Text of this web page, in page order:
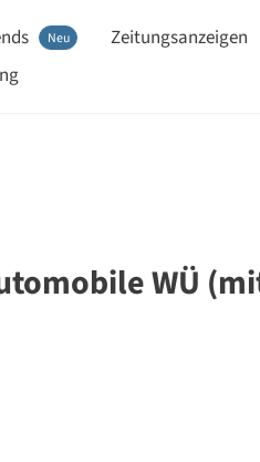
Neu
Zeitungsanzeigen
WÜ